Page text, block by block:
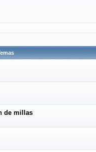
de millas